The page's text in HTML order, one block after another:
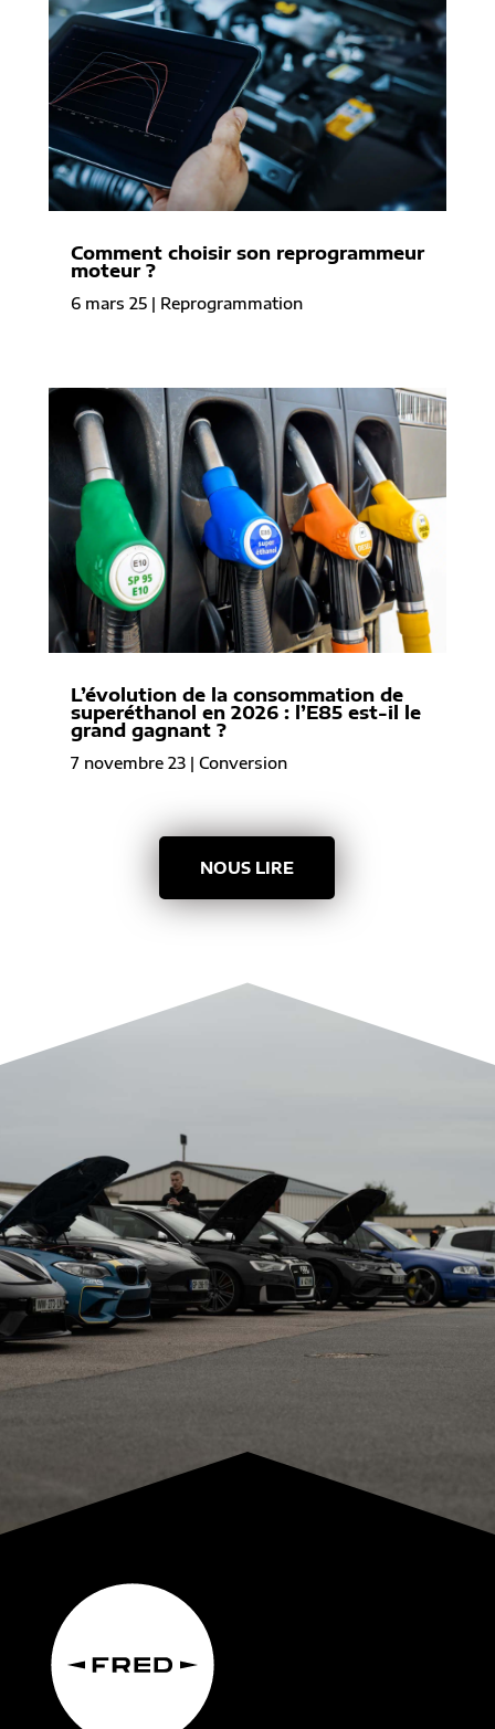
Comment choisir son reprogrammeur
moteur ?
6 mars 25| Reprogrammation
L’évolution de la consommation de
superéthanol en 2026 : l’E85 est-il le
grand gagnant ?
7 novembre 23| Conversion
NOUS LIRE